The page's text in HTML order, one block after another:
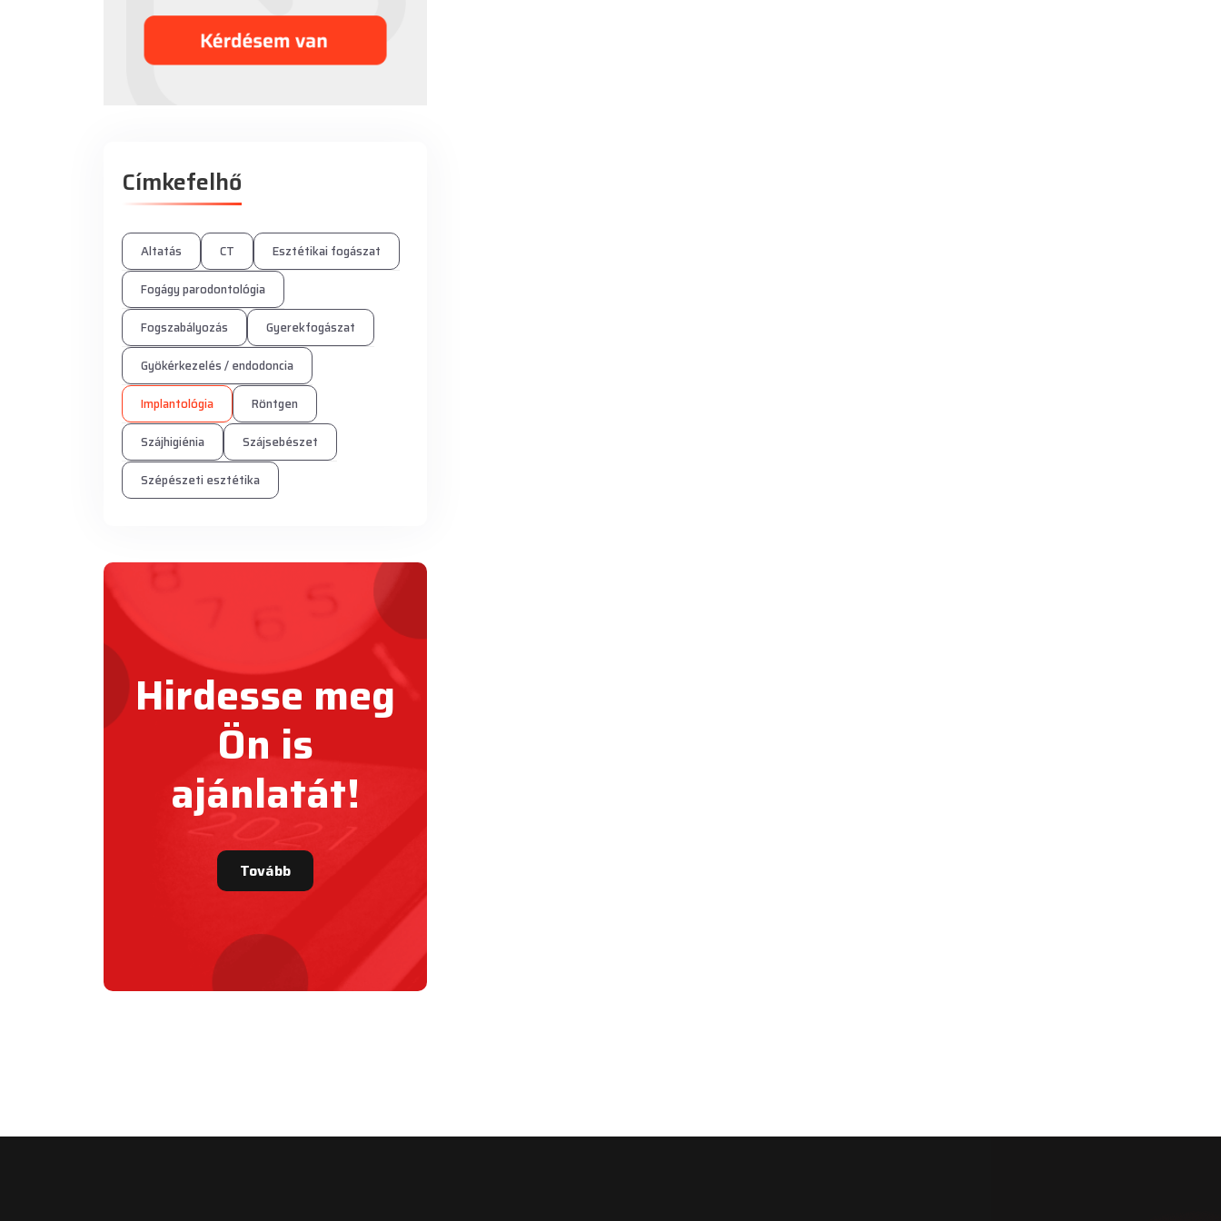
Címkefelhő
Altatás CT
Esztétikai fogászat
Fogágy parodontológia
Fogszabályozás
Gyerekfogászat
Gyökérkezelés / endodoncia
Implantológia
Röntgen
Szájhigiénia
Szájsebészet
Szépészeti esztétika
Hirdesse meg
Ön is
ajánlatát!
Tovább